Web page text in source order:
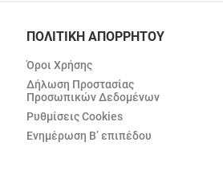
ΠΟΛΙΤΙΚΗ ΑΠΟΡΡΗΤΟΥ
Όροι Χρήσης
Δήλωση Προστασίας
Προσωπικών Δεδομένων
Ρυθμίσεις Cookies
Ενημέρωση Β’ επιπέδου